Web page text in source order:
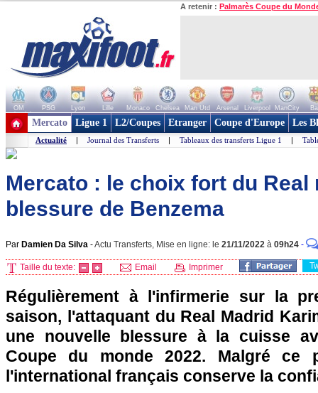
A retenir : Palmarès Coupe du
OM PSG Lyon Lille Monaco Chelsea Man Utd Arsenal Liverpool ManCity
+ de clubs
Mercato Ligue 1 L2/Coupes Etranger Coupe d'Europe Les
Actualité | Journal des Transferts | Tableaux des transferts Ligue 1 |
Mercato : le choix fort du Real
blessure de Benzema
Par Damien Da Silva -Actu Transferts, Mise en ligne: le 21/11/2022 à 09h24 -
Taille du texte: Email Imprimer
Régulièrement à l'infirmerie sur la
saison, l'attaquant du Real Madrid
une nouvelle blessure à la cuisse
Coupe du monde 2022. Malgré ce
l'international français conserve la